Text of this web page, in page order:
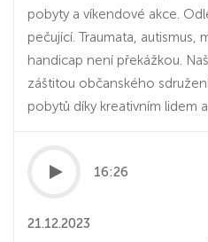
pobyty a víkendové akce.
pečující. Traumata, autismus,
handicap není překážkou.
záštitou občanského
pobytů díky kreativním lidem
16:26
21.12.2023